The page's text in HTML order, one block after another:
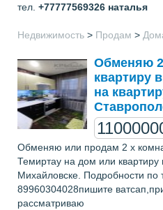
тел. +77777569326 наталья
Недвижимость > Продам >
Обменяю
квартиру
на
Обменяю или продам 2 х
Темиртау на дом или квартиру
Михайловске. Подробности по
89960304028пишите
рассматриваю